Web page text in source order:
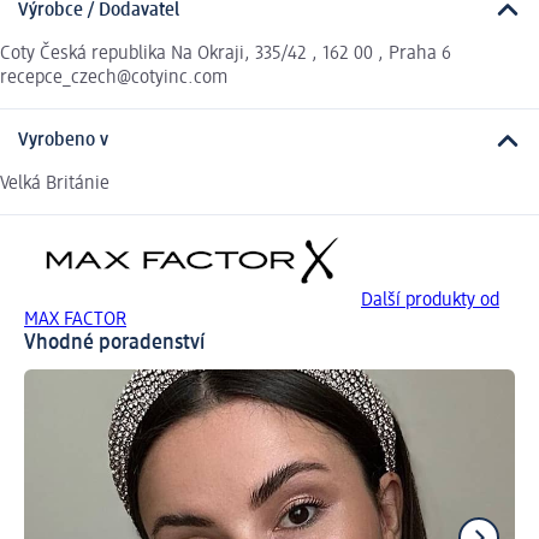
Výrobce / Dodavatel
Coty Česká republika Na Okraji, 335/42 , 162 00 , Praha 6
recepce_czech@cotyinc.com
Vyrobeno v
Velká Británie
Další produkty od
MAX FACTOR
Vhodné poradenství